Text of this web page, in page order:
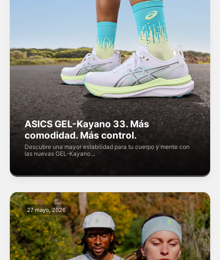
ASICS GEL-Kayano 33. Más
comodidad. Más control.
Descubre una mayor estabilidad para tu cuerpo y mente con
las nuevas GEL-Kayano...
27 mayo, 2026